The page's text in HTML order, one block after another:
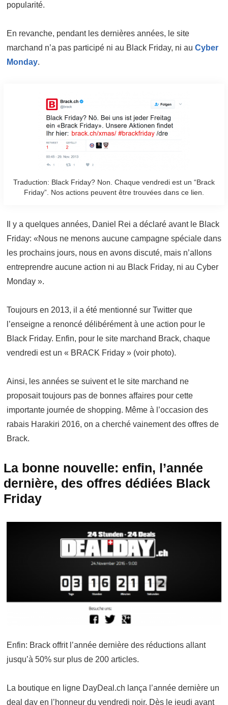
popularité.
En revanche, pendant les dernières années, le site
marchand n’a pas participé ni au Black Friday, ni au Cyber
Monday.
Traduction: Black Friday? Non. Chaque vendredi est un “Brack
Friday”. Nos actions peuvent être trouvées dans ce lien.
Il y a quelques années, Daniel Rei a déclaré avant le Black
Friday: «Nous ne menons aucune campagne spéciale dans
les prochains jours, nous en avons discuté, mais n’allons
entreprendre aucune action ni au Black Friday, ni au Cyber
Monday ».
Toujours en 2013, il a été mentionné sur Twitter que
l’enseigne a renoncé délibérément à une action pour le
Black Friday. Enfin, pour le site marchand Brack, chaque
vendredi est un « BRACK Friday » (voir photo).
Ainsi, les années se suivent et le site marchand ne
proposait toujours pas de bonnes affaires pour cette
importante journée de shopping. Même à l’occasion des
rabais Harakiri 2016, on a cherché vainement des offres de
Brack.
La bonne nouvelle: enfin, l’année
dernière, des offres dédiées Black
Friday
Enfin: Brack offrit l’année dernière des réductions allant
jusqu’à 50% sur plus de 200 articles.
La boutique en ligne DayDeal.ch lança l’année dernière un
deal day en l’honneur du vendredi noir. Dès le jeudi avant